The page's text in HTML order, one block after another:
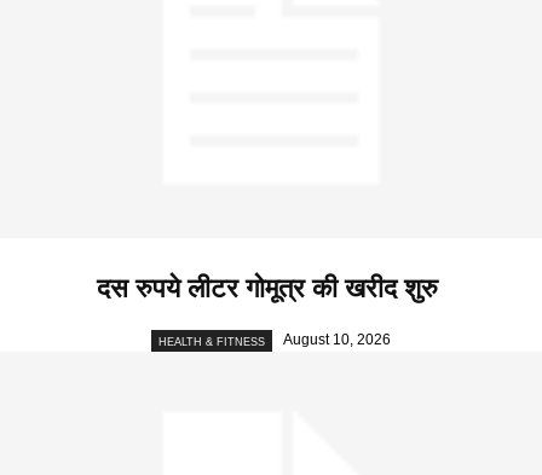
दस रुपये लीटर गोमूत्र की खरीद शुरु
HEALTH & FITNESS August 10, 2026